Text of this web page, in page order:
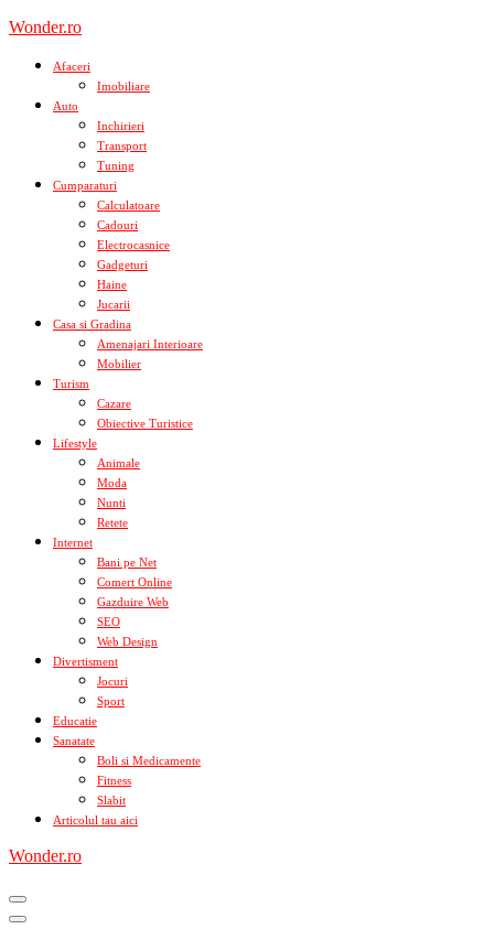
Skip
content
Wonder.ro
Afaceri
Imobiliare
Auto
Inchirieri
Transport
Tuning
Cumparaturi
Calculatoare
Cadouri
Electrocasnice
Gadgeturi
Haine
Jucarii
Casa si Gradina
Amenajari Interioare
Mobilier
Turism
Cazare
Obiective Turistice
Lifestyle
Animale
Moda
Nunti
Retete
Internet
Bani pe Net
Comert Online
Gazduire Web
SEO
Web Design
Divertisment
Jocuri
Sport
Educatie
Sanatate
Boli si Medicamente
Fitness
Slabit
Articolul tau aici
Wonder.ro